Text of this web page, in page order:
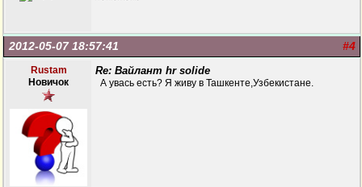
#4
2012-05-07 18:57:41
Rustam
Новичок
Re: Вайлант hr solide
А увась есть? Я живу в Ташкенте,Узбекистане.